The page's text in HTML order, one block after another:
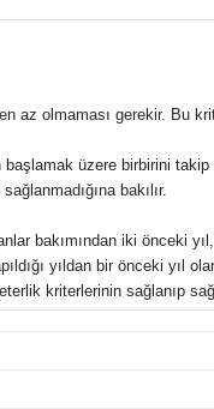
olmaması gerekir. Bu
başlamak üzere birbirini
bakılır.
bakımından iki önceki
yıldan bir önceki yıl
kriterlerinin sağlanıp